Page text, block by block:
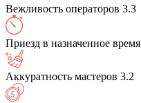
Вежливость операторов 3.3
Приезд в назначенное время
Аккуратность мастеров 3.2